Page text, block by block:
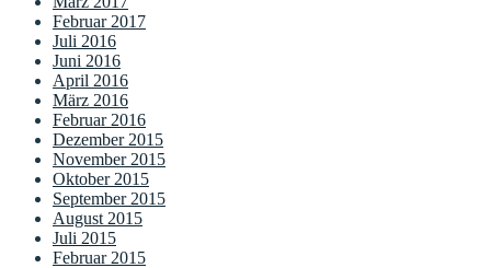
Februar 2017
Juli 2016
Juni 2016
April 2016
März 2016
Februar 2016
Dezember 2015
November 2015
Oktober 2015
September 2015
August 2015
Juli 2015
Februar 2015